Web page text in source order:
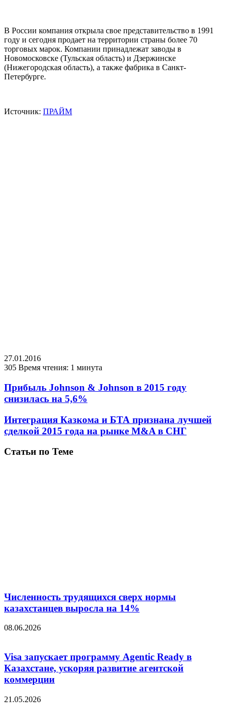
В России компания открыла свое представительство в 1991
году и сегодня продает на территории страны более 70
торговых марок. Компании принадлежат заводы в
Новомосковске (Тульская область) и Дзержинске
(Нижегородская область), а также фабрика в Санкт-
Петербурге.
Источник: ПРАЙМ
27.01.2016
305 Время чтения: 1 минута
Прибыль Johnson & Johnson в 2015 году
снизилась на 5,6%
Интеграция Казкома и БТА признана лучшей
сделкой 2015 года на рынке M&A в СНГ
Статьи по Теме
Численность трудящихся сверх нормы
казахстанцев выросла на 14%
08.06.2026
Visa запускает программу Agentic Ready в
Казахстане, ускоряя развитие агентской
коммерции
21.05.2026